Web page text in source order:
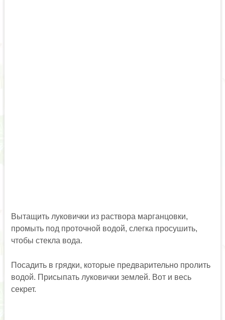
Вытащить луковички из раствора марганцовки,
промыть под проточной водой, слегка просушить,
чтобы стекла вода.
Посадить в грядки, которые предварительно пролить
водой. Присыпать луковички землей. Вот и весь
секрет.